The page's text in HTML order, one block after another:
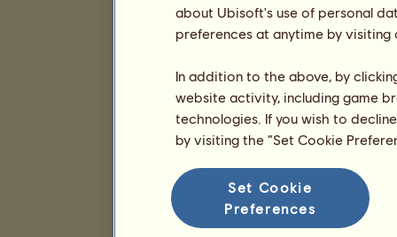
about Ubisoft's use of personal
preferences at anytime by
In addition to the above, by
website activity, including game
technologies. If you wish to
by visiting the “Set Cookie
Set Cookie
Preferences